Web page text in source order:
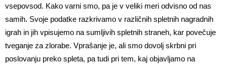
vsepovsod. Kako varni smo, pa je v veliki meri odvisno od nas
samih. Svoje podatke razkrivamo v različnih spletnih nagradnih
igrah in jih vpisujemo na sumljivih spletnih straneh, kar povečuje
tveganje za zlorabe. Vprašanje je, ali smo dovolj skrbni pri
poslovanju preko spleta, pa tudi pri tem, kaj objavljamo na